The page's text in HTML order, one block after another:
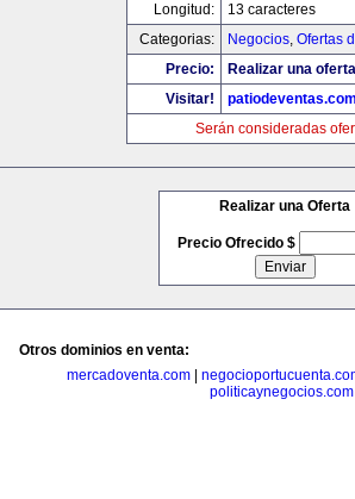
Longitud:
13 caracteres
Categorias:
Negocios, Ofertas
Precio:
Realizar una
Visitar!
Serán consideradas
Realizar una Oferta
Precio Ofrecido $
Otros dominios en venta:
mercadoventa.com
politicaynegocios.com